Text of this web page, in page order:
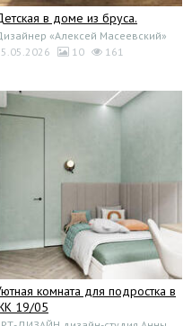
в доме из бруса.
«Алексей Масеевский»
10 161
комната для подростка в
19/05